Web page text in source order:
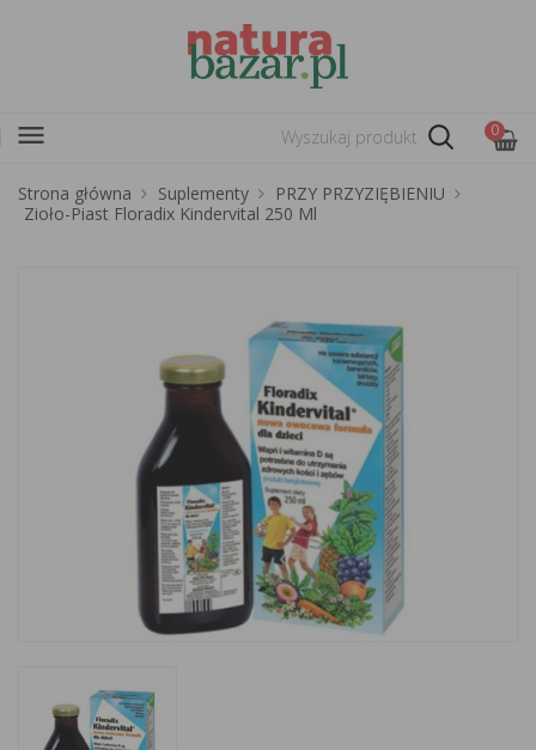
menu 0
Strona główna Suplementy
PRZY PRZYZIĘBIENIU
Zioło-Piast Floradix Kindervital 250 Ml